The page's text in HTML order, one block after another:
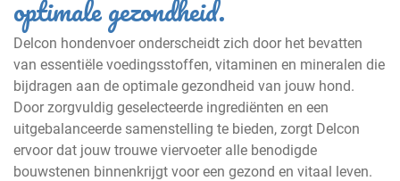
optimale gezondheid.
Delcon hondenvoer onderscheidt zich door het bevatten
van essentiële voedingsstoffen, vitaminen en mineralen die
bijdragen aan de optimale gezondheid van jouw hond.
Door zorgvuldig geselecteerde ingrediënten en een
uitgebalanceerde samenstelling te bieden, zorgt Delcon
ervoor dat jouw trouwe viervoeter alle benodigde
bouwstenen binnenkrijgt voor een gezond en vitaal leven.